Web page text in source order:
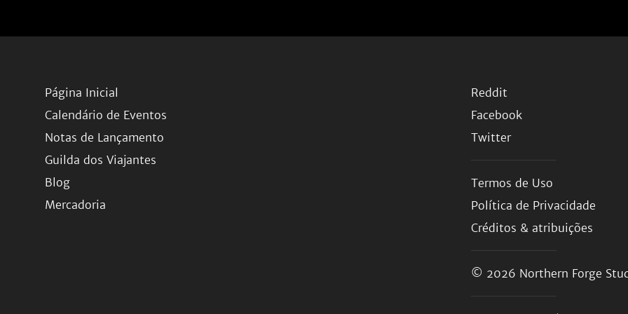
Página Inicial
Calendário de Eventos
Notas de Lançamento
Guilda dos Viajantes
Blog
Mercadoria
Reddit
Facebook
Twitter
Termos de Uso
Política de Privacidade
Créditos & atribuições
© 2026 Northern Forge